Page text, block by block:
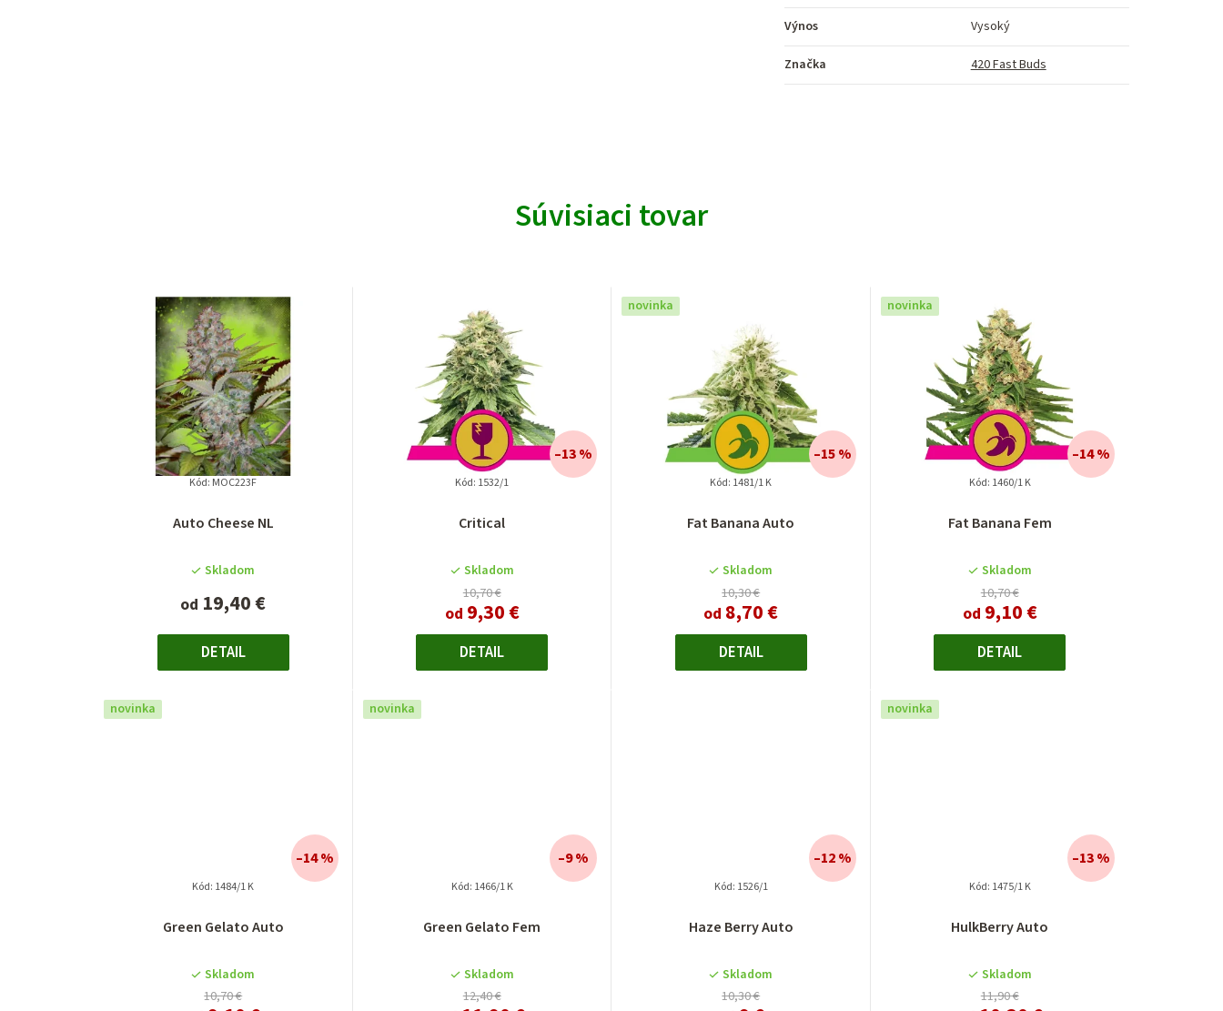
Výnos Vysoký
Značka 420 Fast Buds
Súvisiaci tovar
Auto Cheese NL
Skladom
od 19,40 €
DETAIL
Kód: MOC223F
Critical
Skladom
10,70 €
od 9,30 €
–13 %
DETAIL
Kód: 1532/1
novinka
Fat Banana Auto
Skladom
10,30 €
od 8,70 €
–15 %
DETAIL
Kód: 1481/1 K
novinka
Fat Banana Fem
Skladom
10,70 €
od 9,10 €
–14 %
DETAIL
Kód: 1460/1 K
novinka
Green Gelato Auto
hodnotenie
je
4,0
Skladom
10,70 €
–14 %
Kód: 1484/1 K
novinka
Green Gelato Fem
Skladom
12,40 €
–9 %
Kód: 1466/1 K
Haze Berry Auto
Skladom
10,30 €
–12 %
Kód: 1526/1
novinka
HulkBerry Auto
Skladom
11,90 €
–13 %
Kód: 1475/1 K